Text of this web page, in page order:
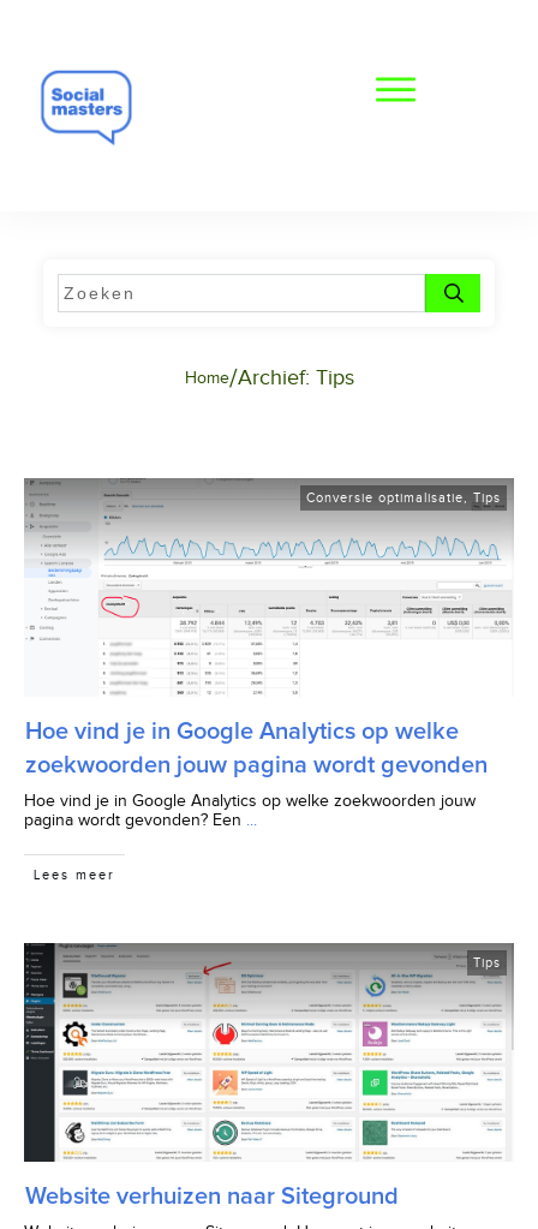
Home/Archief: Tips
Conversie optimalisatie Tips
Hoe vind je in Google Analytics op welke
zoekwoorden jouw pagina wordt gevonden
Hoe vind je in Google Analytics op welke zoekwoorden jouw
pagina wordt gevonden? Een
Lees meer
Tips
Website verhuizen naar Siteground